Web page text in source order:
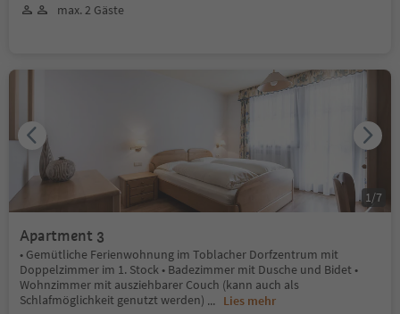
max. 2 Gäste
Apartment 3
• Gemütliche Ferienwohnung im Toblacher Dorfzentrum mit
Doppelzimmer im 1. Stock • Badezimmer mit Dusche und Bidet •
Wohnzimmer mit ausziehbarer Couch (kann auch als
Schlafmöglichkeit genutzt werden) ... Lies mehr
1 /7